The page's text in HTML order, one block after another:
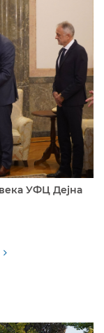
УФЦ Дејна